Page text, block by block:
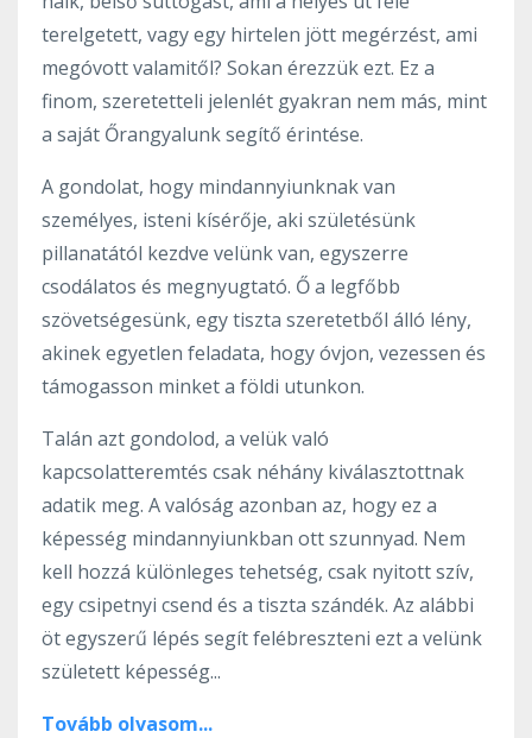
terelgetett, vagy egy hirtelen jött megérzést, ami
megóvott valamitől? Sokan érezzük ezt. Ez a
finom, szeretetteli jelenlét gyakran nem más, mint
a saját Őrangyalunk segítő érintése.
A gondolat, hogy mindannyiunknak van
személyes, isteni kísérője, aki születésünk
pillanatától kezdve velünk van, egyszerre
csodálatos és megnyugtató. Ő a legfőbb
szövetségesünk, egy tiszta szeretetből álló lény,
akinek egyetlen feladata, hogy óvjon, vezessen és
támogasson minket a földi utunkon.
Talán azt gondolod, a velük való
kapcsolatteremtés csak néhány kiválasztottnak
adatik meg. A valóság azonban az, hogy ez a
képesség mindannyiunkban ott szunnyad. Nem
kell hozzá különleges tehetség, csak nyitott szív,
egy csipetnyi csend és a tiszta szándék. Az alábbi
öt egyszerű lépés segít felébreszteni ezt a velünk
született képesség...
Tovább olvasom...